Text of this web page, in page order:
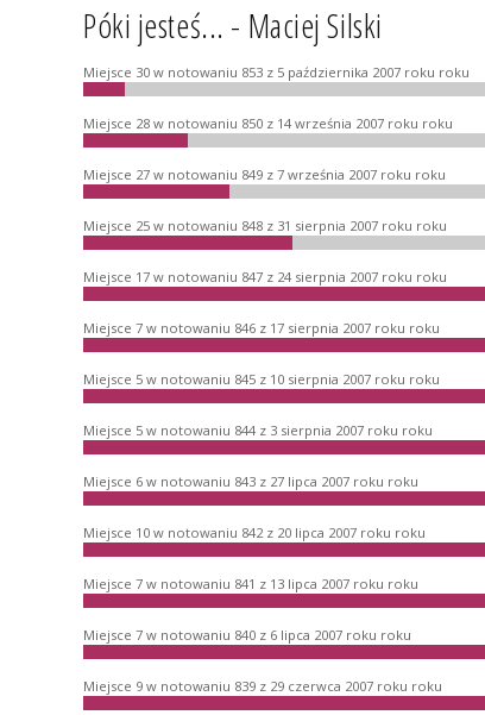
Póki jesteś... - Maciej Silski
Miejsce 30 w notowaniu 853 z 5 października 2007 roku roku
Miejsce 28 w notowaniu 850 z 14 września 2007 roku roku
Miejsce 27 w notowaniu 849 z 7 września 2007 roku roku
Miejsce 25 w notowaniu 848 z 31 sierpnia 2007 roku roku
Miejsce 17 w notowaniu 847 z 24 sierpnia 2007 roku roku
Miejsce 7 w notowaniu 846 z 17 sierpnia 2007 roku roku
Miejsce 5 w notowaniu 845 z 10 sierpnia 2007 roku roku
Miejsce 5 w notowaniu 844 z 3 sierpnia 2007 roku roku
Miejsce 6 w notowaniu 843 z 27 lipca 2007 roku roku
Miejsce 10 w notowaniu 842 z 20 lipca 2007 roku roku
Miejsce 7 w notowaniu 841 z 13 lipca 2007 roku roku
Miejsce 7 w notowaniu 840 z 6 lipca 2007 roku roku
Miejsce 9 w notowaniu 839 z 29 czerwca 2007 roku roku